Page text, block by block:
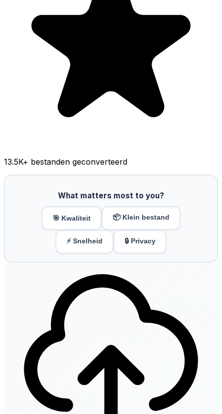
13.5K+ bestanden geconverteerd
What matters most to you?
🎯 Kwaliteit 📦 Klein bestand
⚡ Snelheid 🔒 Privacy